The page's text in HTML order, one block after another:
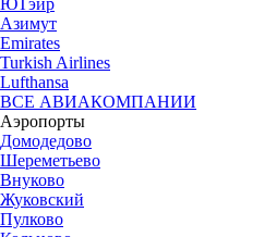
Азимут
Emirates
Turkish Airlines
Lufthansa
ВСЕ АВИАКОМПАНИИ
Аэропорты
Домодедово
Шереметьево
Внуково
Жуковский
Пулково